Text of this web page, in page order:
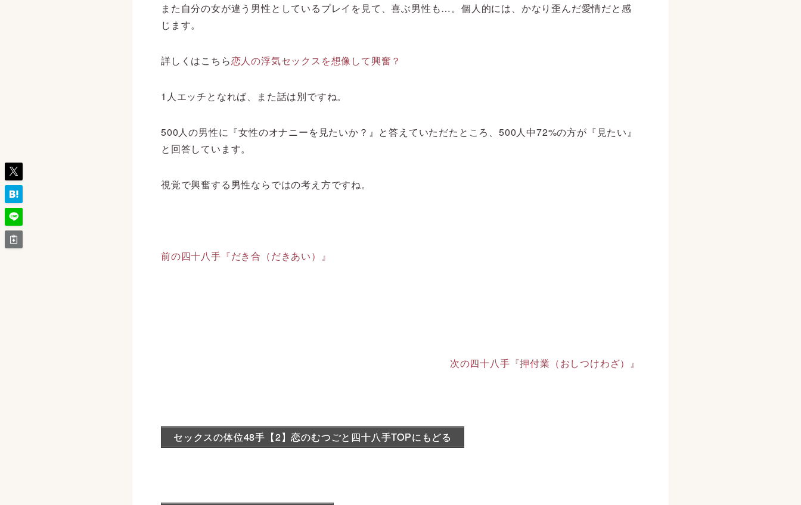
また自分の女が違う男性としているプレイを見て、喜ぶ男性も…。個人的には、かなり歪んだ愛情だと感
じます。
詳しくはこちら恋人の浮気セックスを想像して興奮？
1人エッチとなれば、また話は別ですね。
500人の男性に『女性のオナニーを見たいか？』と答えていただたところ、500人中72%の方が『見たい』
と回答しています。
視覚で興奮する男性ならではの考え方ですね。
前の四十八手『だき合（だきあい）』
次の四十八手『押付業（おしつけわざ）』
セックスの体位48手【2】恋のむつごと四十八手TOPにもどる